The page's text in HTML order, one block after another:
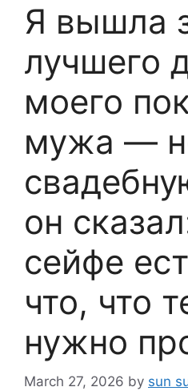
Я вышла
лучшего
моего
мужа —
он
сейфе
что, что
нужно
March 27, 2026 by sun